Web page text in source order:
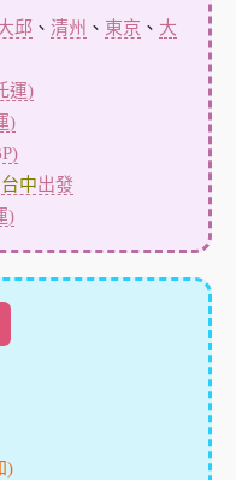
邱 、 清州 、 東京 、 大
運)
)
台中出發
)
)